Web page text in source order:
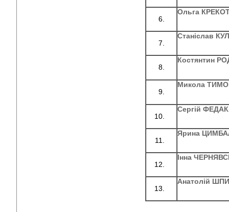
Ольга
Станіслав
Костянтин
Микола
Сергій
Ярина
Інна
Анатолій